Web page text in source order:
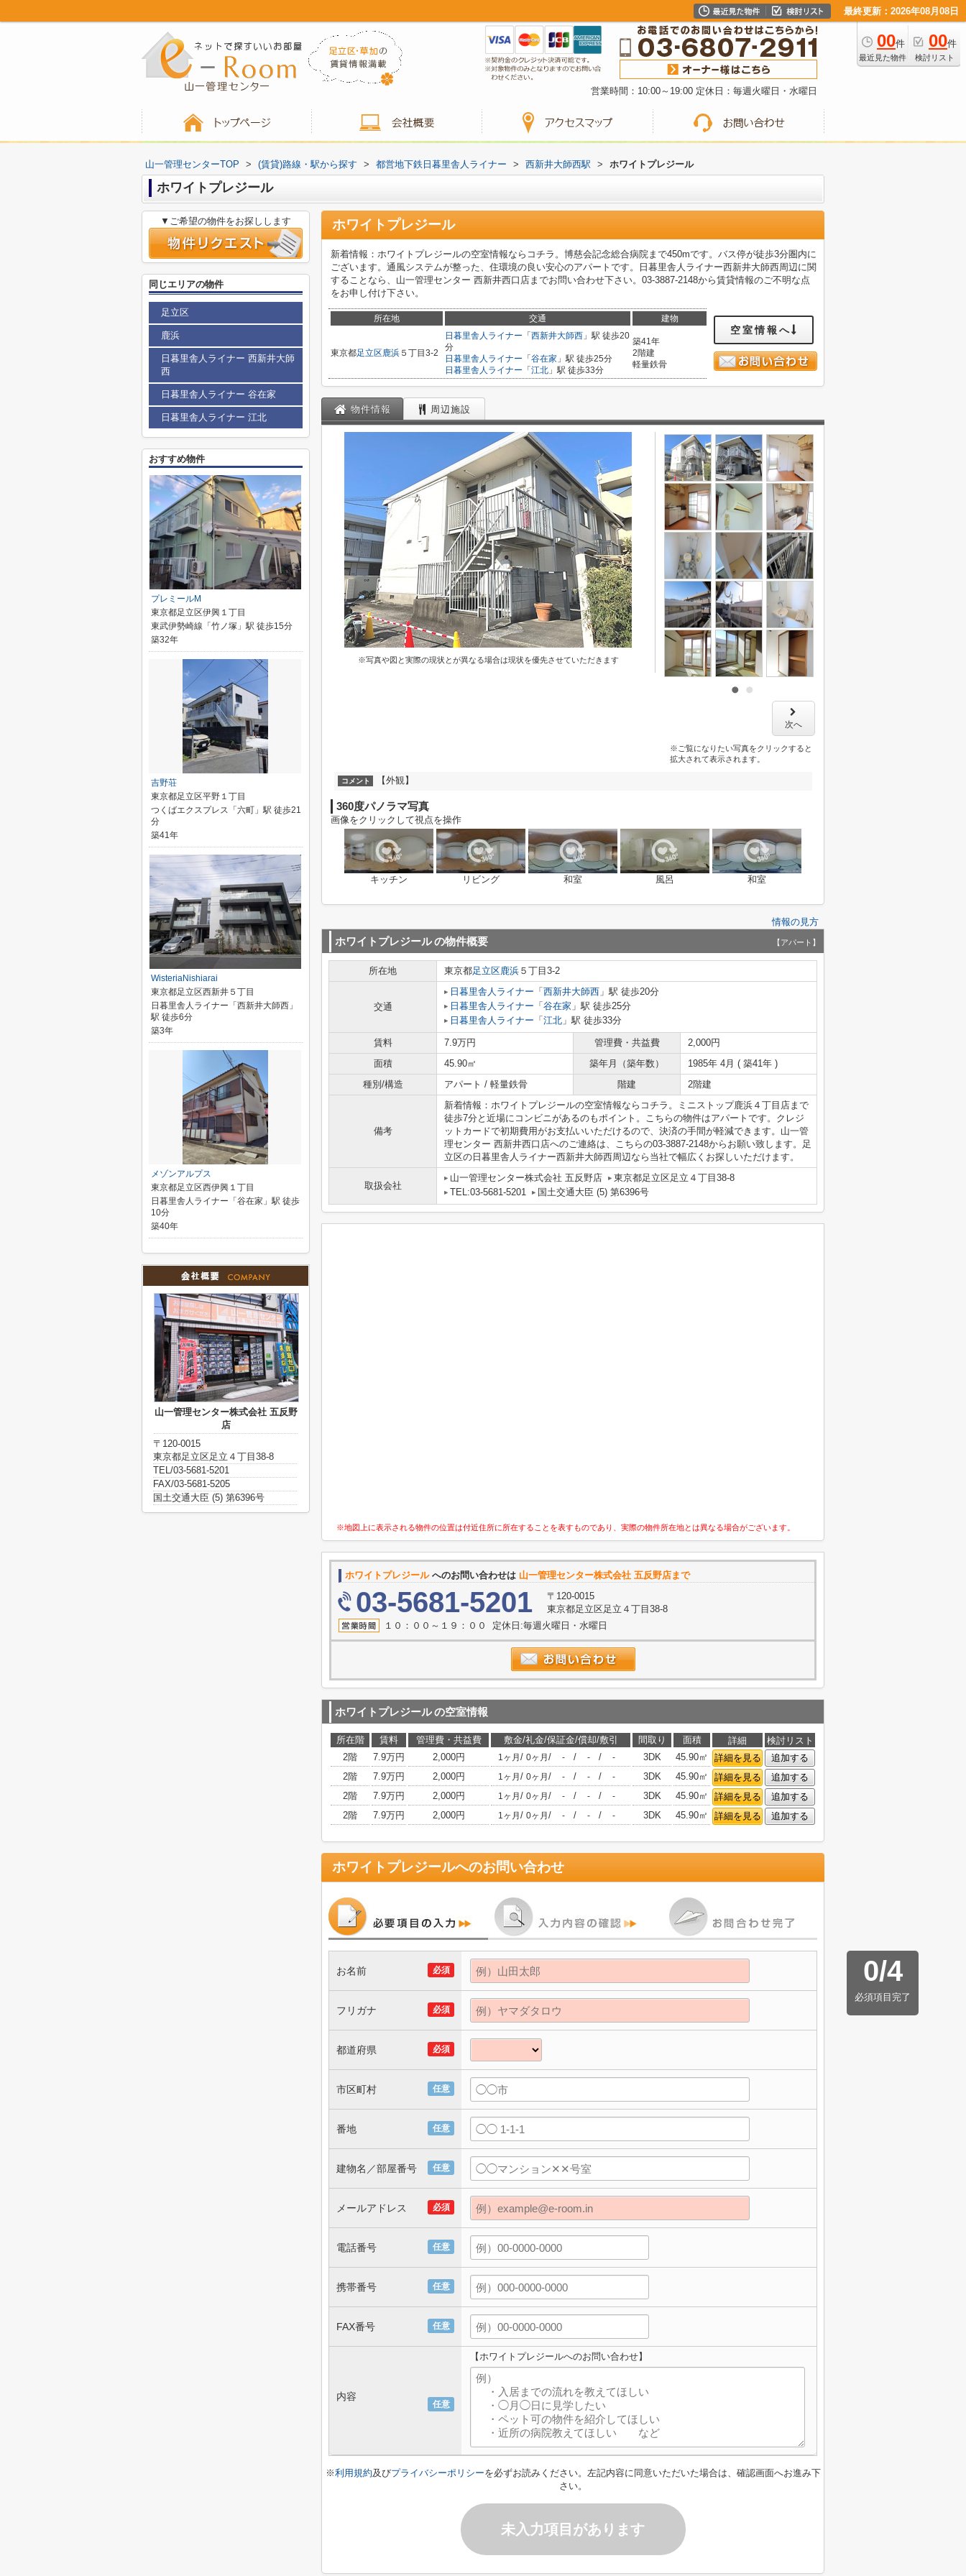
最終更新：2026年08月08日
00件
最近見た物件
00件
検討リスト
営業時間：10:00～19:00 定休日：毎週火曜日・水曜日
山一管理センターTOP > (賃貸)路線・駅から探す > 都営地下鉄日暮里舎人ライナー > 西新井大師西駅 > ホワイトプレジール
ホワイトプレジール
ホワイトプレジール
新着情報：ホワイトプレジールの空室情報ならコチラ。博慈会記念総合病院まで450mです。バス停が徒歩3分圏内に
ございます。通風システムが整った、住環境の良い安心のアパートです。日暮里舎人ライナー西新井大師西周辺に関
することなら、山一管理センター 西新井西口店までお問い合わせ下さい。03-3887-2148から賃貸情報のご不明な点
をお申し付け下さい。
所在地 交通 建物
東京都足立区鹿浜 ５丁目3-2
日暮里舎人ライナー 「 西新井大師西 」駅 徒歩20
分
日暮里舎人ライナー 「 谷在家 」駅 徒歩25分
日暮里舎人ライナー 「 江北 」駅 徒歩33分
築41年
2階建
軽量鉄骨
空室情報へ
物件情報 周辺施設
※写真や図と実際の現状とが異なる場合は現状を優先させていただきます
次へ
※ご覧になりたい写真をクリックすると
拡大されて表示されます。
コメント 【外観】
360度パノラマ写真
画像をクリックして視点を操作
キッチン リビング 和室 風呂 和室
情報の見方
ホワイトプレジールの物件概要 【アパート】
所在地 東京都足立区鹿浜 ５丁目3-2
交通
日暮里舎人ライナー 「 西新井大師西 」駅 徒歩20分
日暮里舎人ライナー 「 谷在家 」駅 徒歩25分
日暮里舎人ライナー 「 江北 」駅 徒歩33分
賃料 7.9万円 管理費・共益費
2,000円
面積
45.90㎡ 築年月（築年数）
1985年 4月 ( 築41年 )
種別/構造
アパート / 軽量鉄骨 階建 2階建
備考
新着情報：ホワイトプレジールの空室情報ならコチラ。ミニストップ鹿浜４丁目店まで
徒歩7分と近場にコンビニがあるのもポイント。こちらの物件はアパートです。クレジ
ットカードで初期費用がお支払いいただけるので、決済の手間が軽減できます。山一管
理センター 西新井西口店へのご連絡は、こちらの03-3887-2148からお願い致します。足
立区の日暮里舎人ライナー西新井大師西周辺なら当社で幅広くお探しいただけます。
取扱会社
山一管理センター株式会社 五反野店
東京都足立区足立４丁目38-8
TEL:03-5681-5201
国土交通大臣 (5) 第6396号
※地図上に表示される物件の位置は付近住所に所在することを表すものであり、実際の物件所在地とは異なる場合がございます。
ホワイトプレジールへのお問い合わせは 山一管理センター株式会社 五反野店まで
03-5681-5201
〒120-0015
東京都足立区足立４丁目38-8
１０：００～１９：００ 定休日:毎週火曜日・水曜日
ホワイトプレジールの空室情報
所在階 賃料 管理費・共益費 敷金/礼金/保証金/償却/敷引 間取り 面積 詳細
検討リスト
2階
7.9万円 2,000円 1ヶ月 / 0ヶ月 / - / - / - 3DK 45.90㎡ 詳細を見る
追加する
2階
7.9万円 2,000円 1ヶ月 / 0ヶ月 / - / - / - 3DK 45.90㎡ 詳細を見る
追加する
2階
7.9万円 2,000円 1ヶ月 / 0ヶ月 / - / - / - 3DK 45.90㎡ 詳細を見る
追加する
2階
7.9万円 2,000円 1ヶ月 / 0ヶ月 / - / - / - 3DK 45.90㎡ 詳細を見る 追加する
ホワイトプレジールへのお問い合わせ
0/4
必須項目完了
必須
お名前
必須
フリガナ
必須
都道府県
任意
市区町村
任意
番地
任意
建物名／部屋番号
必須
メールアドレス
任意
電話番号
任意
携帯番号
任意
FAX番号
任意
内容
【ホワイトプレジールへのお問い合わせ】
※利用規約及びプライバシーポリシーを必ずお読みください。左記内容に同意いただいた場合は、確認画面へお進み下
さい。
未入力項目があります
▼ご希望の物件をお探しします
同じエリアの物件
足立区
鹿浜
日暮里舎人ライナー 西新井大師
西
日暮里舎人ライナー 谷在家
日暮里舎人ライナー 江北
おすすめ物件
プレミールM
東京都足立区伊興１丁目
東武伊勢崎線「竹ノ塚」駅 徒歩15分
築32年
吉野荘
東京都足立区平野１丁目
つくばエクスプレス「六町」駅 徒歩21
分
築41年
WisteriaNishiarai
東京都足立区西新井５丁目
日暮里舎人ライナー「西新井大師西」
駅 徒歩6分
築3年
メゾンアルプス
東京都足立区西伊興１丁目
日暮里舎人ライナー「谷在家」駅 徒歩
10分
築40年
山一管理センター株式会社 五反野
店
〒120-0015
東京都足立区足立４丁目38-8
TEL/03-5681-5201
FAX/03-5681-5205
国土交通大臣 (5) 第6396号